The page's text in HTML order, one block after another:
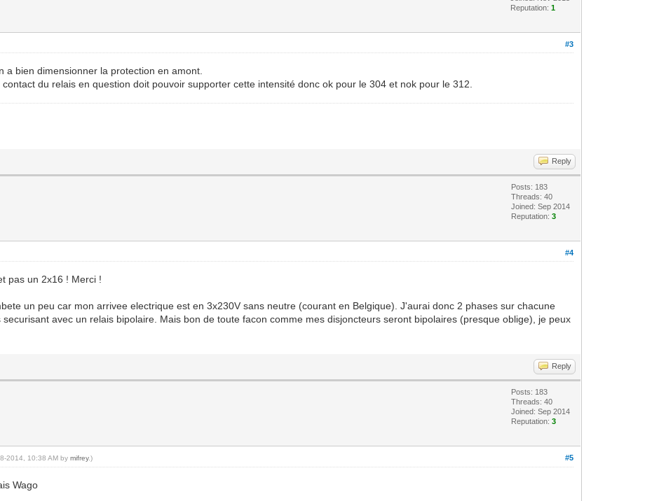
Reputation:1
#3
bien dimensionner la protection en amont.
du relais en question doit pouvoir supporter cette intensité donc ok pour le 304 et nok pour le 312.
Reply
Posts: 183
Threads: 40
Joined: Sep 2014
Reputation:3
#4
pas un 2x16 ! Merci !
un peu car mon arrivee electrique est en 3x230V sans neutre (courant en Belgique). J'aurai donc 2 phases sur chacune
avec un relais bipolaire. Mais bon de toute facon comme mes disjoncteurs seront bipolaires (presque oblige), je peux
Reply
Posts: 183
Threads: 40
Joined: Sep 2014
Reputation:3
#5
2014, 10:38 AM bymifrey.)
Wago